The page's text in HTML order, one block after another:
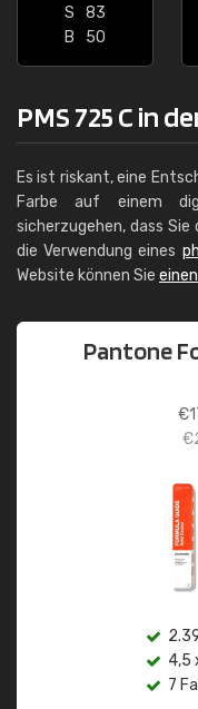
S
83
B
50
PMS 725 C in
Es ist riskant, eine
Farbe auf einem
sicherzugehen, dass
die Verwendung eines
Website können Sie
Pantone
€
€
4,5
7